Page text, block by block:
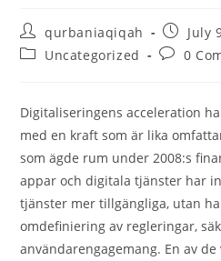
qurbaniaqiqah
July
Uncategorized
0
Digitaliseringens acceleration
med en kraft som är lika
som ägde rum under 2008:s
appar och digitala tjänster har
tjänster mer tillgängliga, utan
omdefiniering av regleringar,
användarengagemang. En av